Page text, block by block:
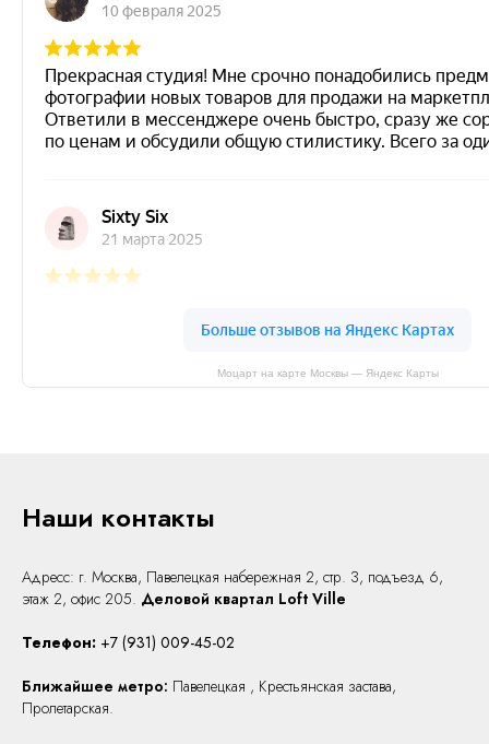
Моцарт на карте Москвы — Яндекс Карты
Наши контакты
Адресс: г. Москва, Павелецкая набережная 2, стр. 3, подъезд 6,
этаж 2, офис 205. Деловой квартал Loft Ville
Телефон: +7 (931) 009-45-02
Ближайшее метро: Павелецкая , Крестьянская застава,
Пролетарская.